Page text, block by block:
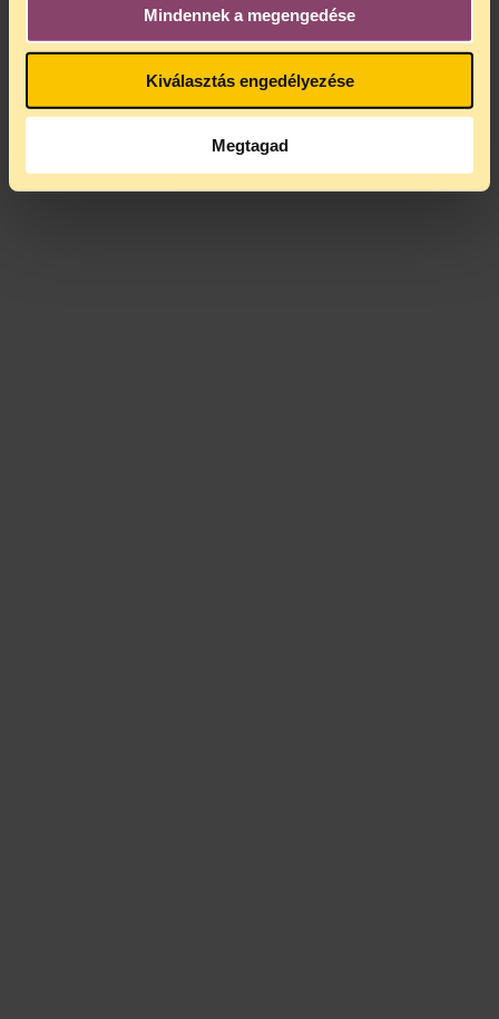
Mindennek a megengedése
Kiválasztás engedélyezése
Megtagad